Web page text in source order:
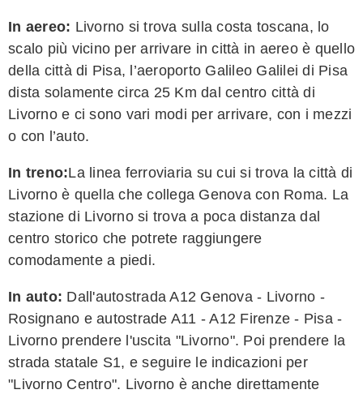
In aereo: Livorno si trova sulla costa toscana, lo
scalo più vicino per arrivare in città in aereo è quello
della città di Pisa, l’aeroporto Galileo Galilei di Pisa
dista solamente circa 25 Km dal centro città di
Livorno e ci sono vari modi per arrivare, con i mezzi
o con l’auto.
In treno:La linea ferroviaria su cui si trova la città di
Livorno è quella che collega Genova con Roma. La
stazione di Livorno si trova a poca distanza dal
centro storico che potrete raggiungere
comodamente a piedi.
In auto: Dall'autostrada A12 Genova - Livorno -
Rosignano e autostrade A11 - A12 Firenze - Pisa -
Livorno prendere l'uscita "Livorno". Poi prendere la
strada statale S1, e seguire le indicazioni per
"Livorno Centro". Livorno è anche direttamente